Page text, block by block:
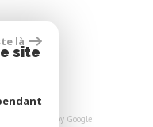
powered by Google
là
site